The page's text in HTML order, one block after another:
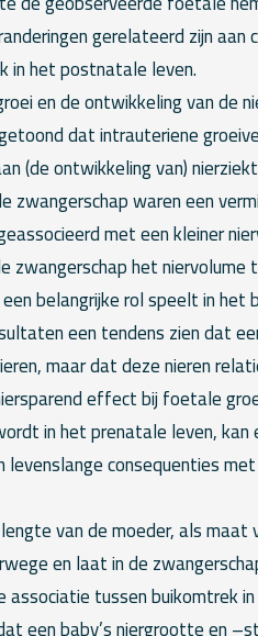
gerelateerd zijn aan
in het postnatale leven.
en de ontwikkeling van de
dat intrauteriene
(de ontwikkeling van)
zwangerschap waren een
met een kleiner
het niervolume
belangrijke rol speelt in het
een tendens zien dat
maar dat deze nieren
effect bij foetale
in het prenatale leven, kan
consequenties
van de moeder, als
en laat in de
tussen buikomtrek
een baby’s niergrootte en